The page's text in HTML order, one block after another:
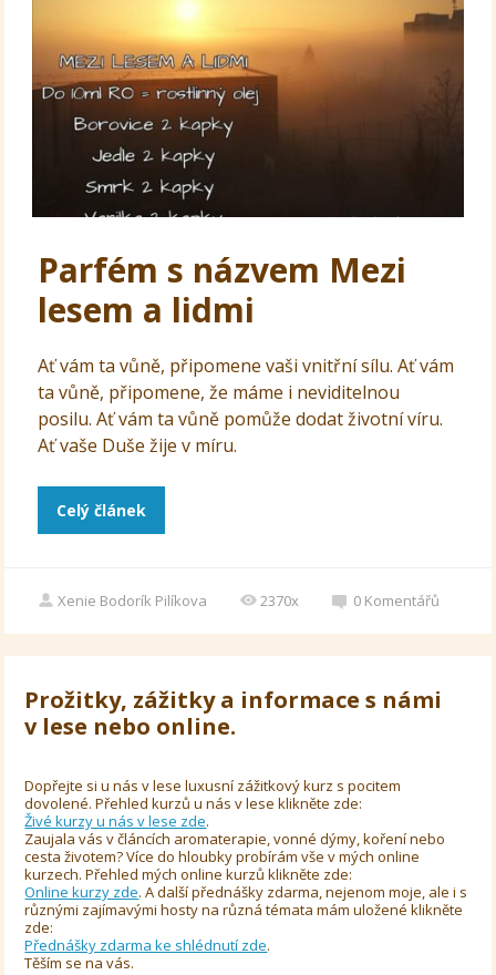
Parfém s názvem Mezi
lesem a lidmi
Ať vám ta vůně, připomene vaši vnitřní sílu. Ať vám
ta vůně, připomene, že máme i neviditelnou
posilu. Ať vám ta vůně pomůže dodat životní víru.
Ať vaše Duše žije v míru.
Celý článek
Xenie Bodorík Pilíkova 2370x 0 Komentářů
Prožitky, zážitky a informace s námi
v lese nebo online.
Dopřejte si u nás v lese luxusní zážitkový kurz s pocitem
dovolené. Přehled kurzů u nás v lese klikněte zde:
Živé kurzy u nás v lese zde.
Zaujala vás v článcích aromaterapie, vonné dýmy, koření nebo
cesta životem? Více do hloubky probírám vše v mých online
kurzech. Přehled mých online kurzů klikněte zde:
Online kurzy zde. A další přednášky zdarma, nejenom moje, ale i s
různými zajímavými hosty na různá témata mám uložené klikněte
zde:
Přednášky zdarma ke shlédnutí zde.
Těším se na vás.